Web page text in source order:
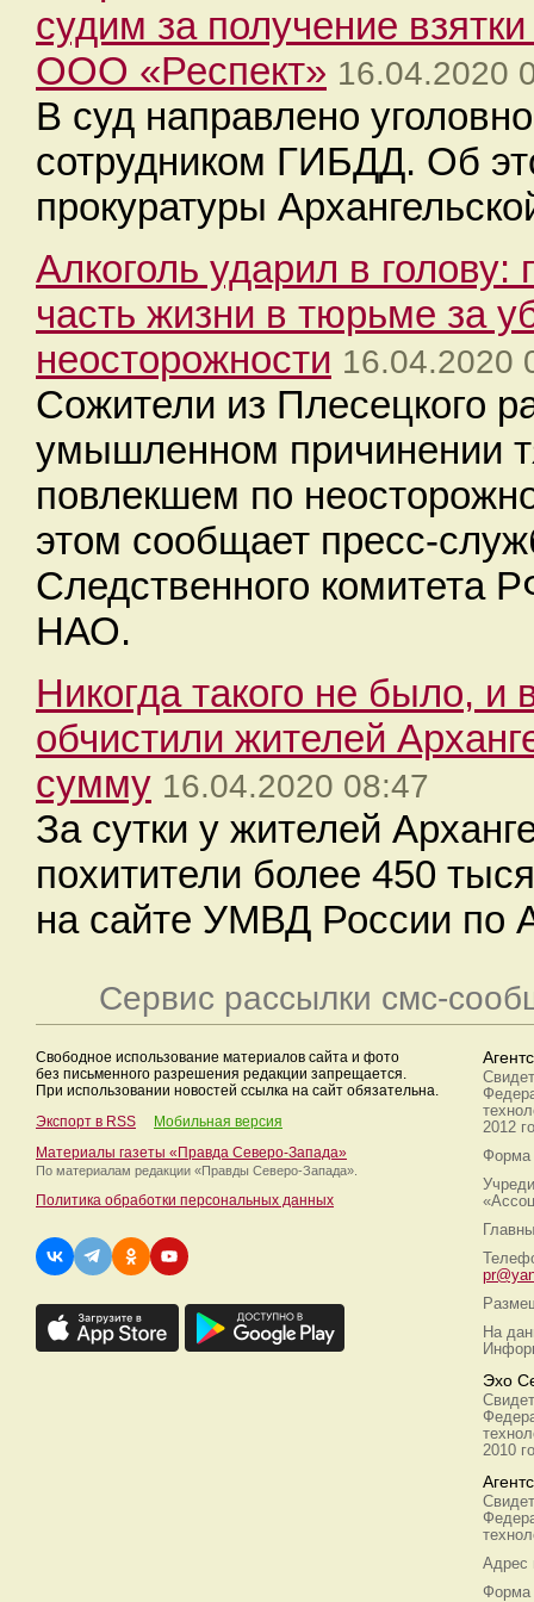
судим за получение
ООО «Респект» 16.04.2020
В суд направлено
сотрудником ГИБДД. Об
прокуратуры
Алкоголь ударил в
часть жизни в тюрьме за
неосторожности 16.04.2020
Сожители из Плесецкого
умышленном причинении
повлекшем по
этом сообщает пресс-
Следственного комитета
НАО.
Никогда такого не было, и
обчистили жителей
сумму 16.04.2020 08:47
За сутки у жителей
похитители более 450
на сайте УМВД России по
Сервис рассылки смс-
Свободное использование материалов сайта и фото
без письменного разрешения редакции запрещается.
При использовании новостей ссылка на сайт обязательна.
Экспорт в RSS
Мобильная версия
Материалы газеты «Правда Северо-Запада»
По материалам редакции «Правды Северо-Запада».
Политика обработки персональных данных
2012
Форма
На
Эхо
2010
Адрес
Форма